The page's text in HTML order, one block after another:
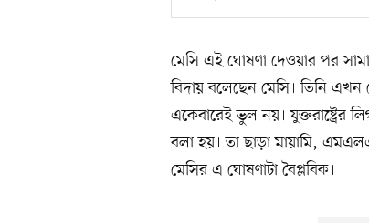
মেসি এই ঘোষণা দেওয়ার পর
বিদায় বলেছেন মেসি। তিনি
একেবারেই ভুল নয়। যুক্তরাষ্ট্রের
বলা হয়। তা ছাড়া মায়ামি,
মেসির এ ঘোষণাটা বৈপ্লবিক।